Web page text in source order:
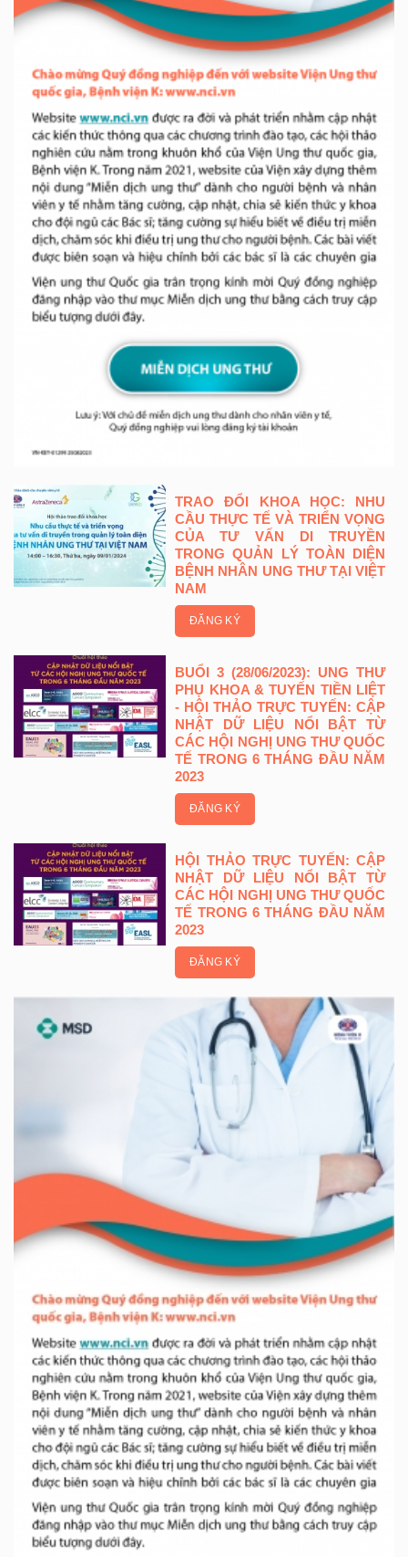
TRAO ĐỔI KHOA HỌC: NHU
CẦU THỰC TẾ VÀ TRIỂN VỌNG
CỦA TƯ VẤN DI TRUYỀN
TRONG QUẢN LÝ TOÀN DIỆN
BỆNH NHÂN UNG THƯ TẠI VIỆT
NAM
ĐĂNG KÝ
BUỔI 3 (28/06/2023): UNG THƯ
PHỤ KHOA & TUYẾN TIỀN LIỆT
- HỘI THẢO TRỰC TUYẾN: CẬP
NHẬT DỮ LIỆU NỔI BẬT TỪ
CÁC HỘI NGHỊ UNG THƯ QUỐC
TẾ TRONG 6 THÁNG ĐẦU NĂM
2023
ĐĂNG KÝ
HỘI THẢO TRỰC TUYẾN: CẬP
NHẬT DỮ LIỆU NỔI BẬT TỪ
CÁC HỘI NGHỊ UNG THƯ QUỐC
TẾ TRONG 6 THÁNG ĐẦU NĂM
2023
ĐĂNG KÝ